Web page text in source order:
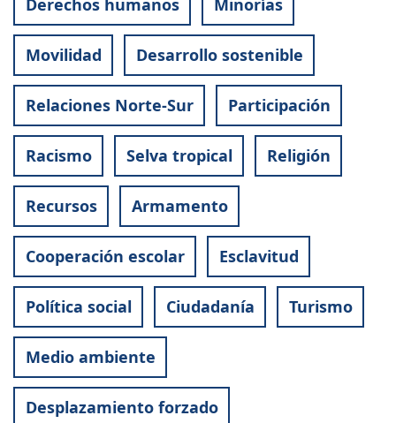
Derechos humanos Minorías
Movilidad Desarrollo sostenible
Relaciones Norte-Sur Participación
Racismo Selva tropical Religión
Recursos Armamento
Cooperación escolar Esclavitud
Política social Ciudadanía Turismo
Medio ambiente
Desplazamiento forzado